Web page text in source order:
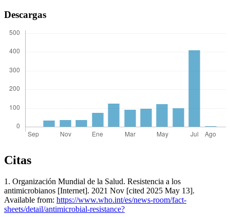
Descargas
Citas
1. Organización Mundial de la Salud. Resistencia a los
antimicrobianos [Internet]. 2021 Nov [cited 2025 May 13].
Available from: https://www.who.int/es/news-room/fact-
sheets/detail/antimicrobial-resistance?